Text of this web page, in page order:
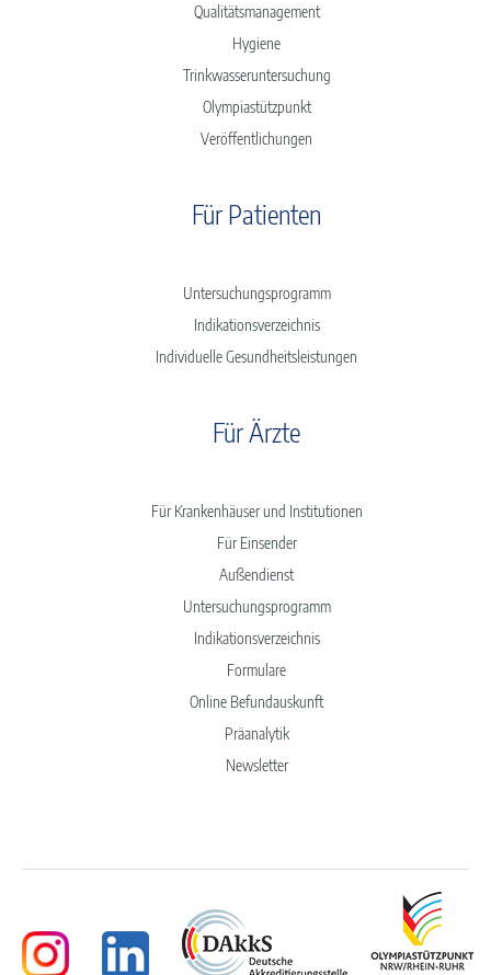
Qualitätsmanagement
Hygiene
Trinkwasseruntersuchung
Olympiastützpunkt
Veröffentlichungen
Für Patienten
Untersuchungsprogramm
Indikationsverzeichnis
Individuelle Gesundheitsleistungen
Für Ärzte
Für Krankenhäuser und Institutionen
Für Einsender
Außendienst
Untersuchungsprogramm
Indikationsverzeichnis
Formulare
Online Befundauskunft
Präanalytik
Newsletter